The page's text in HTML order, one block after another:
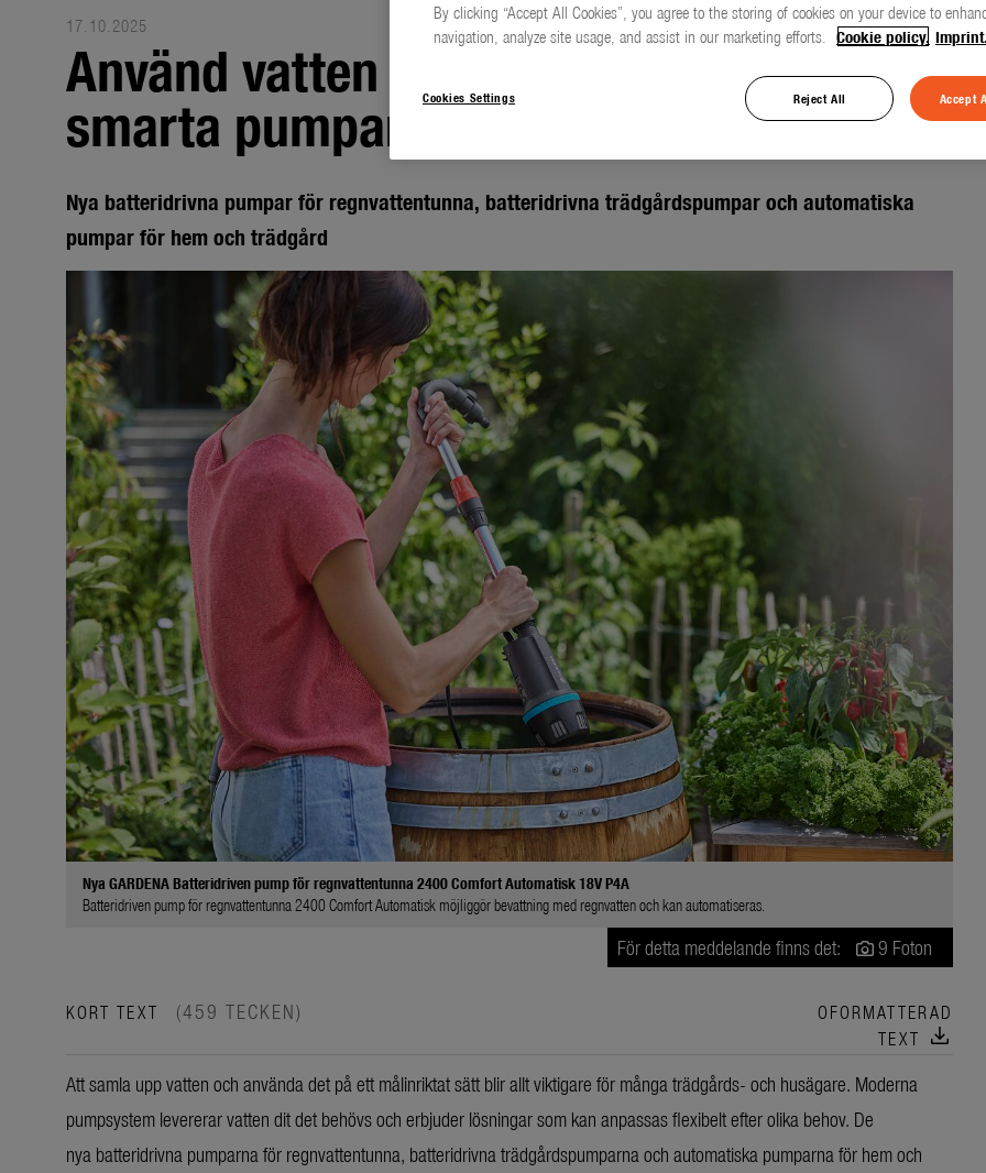
17.10.2025
Använd vatten på ett smart sätt –
smarta pumpar för hem och trädgård
Nya batteridrivna pumpar för regnvattentunna, batteridrivna trädgårdspumpar och automatiska
pumpar för hem och trädgård
Nya GARDENA Batteridriven pump för regnvattentunna 2400 Comfort Automatisk 18V P4A
Batteridriven pump för regnvattentunna 2400 Comfort Automatisk möjliggör bevattning med regnvatten och kan automatiseras.
För detta meddelande finns det: 9 Foton
KORT TEXT (459 TECKEN)
OFORMATTERAD
TEXT download
Att samla upp vatten och använda det på ett målinriktat sätt blir allt viktigare för många trädgårds- och husägare. Moderna
pumpsystem levererar vatten dit det behövs och erbjuder lösningar som kan anpassas flexibelt efter olika behov. De
nya batteridrivna pumparna för regnvattentunna, batteridrivna trädgårdspumparna och automatiska pumparna för hem och
By clicking “Accept All Cookies”, you agree to the storing of cookies on your device to
navigation, analyze site usage, and assist in our marketing efforts. Cookie policy. Imprint.
Cookies Settings Reject All Accept